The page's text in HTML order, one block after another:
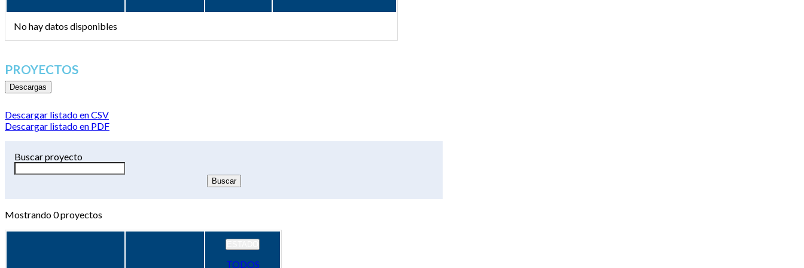
No hay datos disponibles
PROYECTOS
Descargas
Descargar listado en CSV
Descargar listado en PDF
Buscar proyecto
Mostrando0proyectos
TODOS